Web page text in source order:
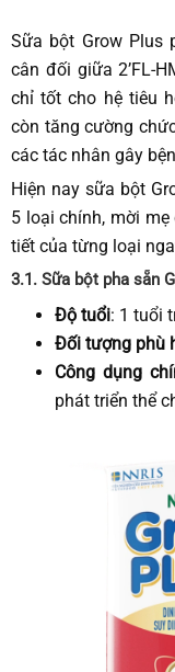
Sữa bột Grow Plus
cân đối giữa 2’FL-
chỉ tốt cho hệ tiêu
còn tăng cường
các tác nhân gây
Hiện nay sữa bột
5 loại chính, mời
tiết của từng loại
3.1. Sữa bột pha sẵn
Độ tuổi: 1 tuổi
Đối tượng phù
Công dụng
phát triển thể